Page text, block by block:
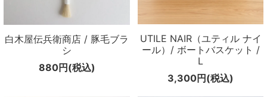
白木屋伝兵衛商店 / 豚毛ブラ
シ
880円(税込)
UTILE NAIR（ユティル ナイ
ール）/ ボートバスケット /
L
3,300円(税込)